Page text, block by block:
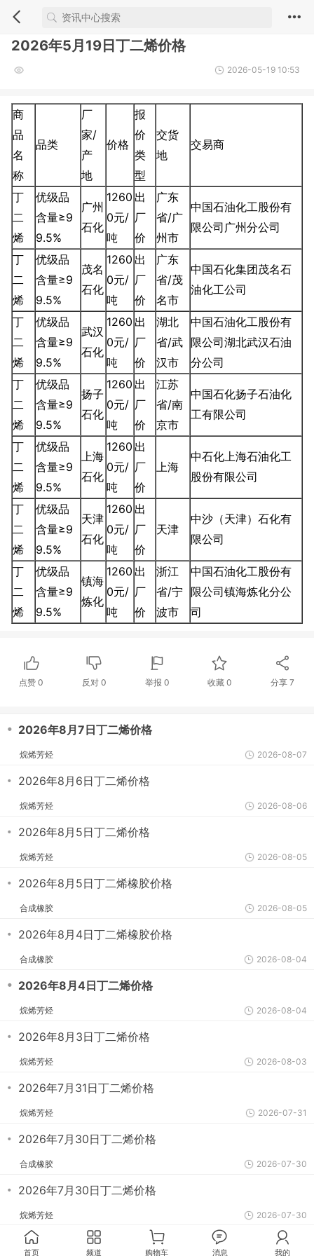
2026年5月19日丁二烯价格
2026-05-19 10:53
商
品
名
称
品类
厂
家/
产
地
价格
报
价
类
型
交货
地
交易商
丁
二
烯
优级品
含量≥9
9.5%
广州
石化
1260
0元/
吨
出
厂
价
广东
省/广
州市
中国石油化工股份有
限公司广州分公司
丁
二
烯
优级品
含量≥9
9.5%
茂名
石化
1260
0元/
吨
出
厂
价
广东
省/茂
名市
中国石化集团茂名石
油化工公司
丁
二
烯
优级品
含量≥9
9.5%
武汉
石化
1260
0元/
吨
出
厂
价
湖北
省/武
汉市
中国石油化工股份有
限公司湖北武汉石油
分公司
丁
二
烯
优级品
含量≥9
9.5%
扬子
石化
1260
0元/
吨
出
厂
价
江苏
省/南
京市
中国石化扬子石油化
工有限公司
丁
二
烯
优级品
含量≥9
9.5%
上海
石化
1260
0元/
吨
出
厂
价
上海
中石化上海石油化工
股份有限公司
丁
二
烯
优级品
含量≥9
9.5%
天津
石化
1260
0元/
吨
出
厂
价
天津
中沙（天津）石化有
限公司
丁
二
烯
优级品
含量≥9
9.5%
镇海
炼化
1260
0元/
吨
出
厂
价
浙江
省/宁
波市
中国石油化工股份有
限公司镇海炼化分公
司
点赞0 反对 0 举报 0 收藏 0 分享7
・ 2026年8月7日丁二烯价格
烷烯芳烃 2026-08-07
・ 2026年8月6日丁二烯价格
烷烯芳烃 2026-08-06
・ 2026年8月5日丁二烯价格
烷烯芳烃 2026-08-05
・ 2026年8月5日丁二烯橡胶价格
合成橡胶 2026-08-05
・ 2026年8月4日丁二烯橡胶价格
合成橡胶 2026-08-04
・ 2026年8月4日丁二烯价格
烷烯芳烃 2026-08-04
・ 2026年8月3日丁二烯价格
烷烯芳烃 2026-08-03
・ 2026年7月31日丁二烯价格
烷烯芳烃 2026-07-31
・ 2026年7月30日丁二烯价格
合成橡胶 2026-07-30
・ 2026年7月30日丁二烯价格
烷烯芳烃 2026-07-30
首页 频道 购物车 消息 我的